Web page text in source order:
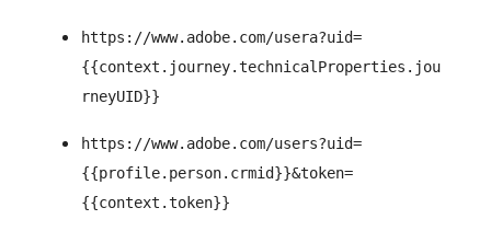
https://www.adobe.com/usera?uid=
{{context.journey.technicalProperties.jou
rneyUID}}
https://www.adobe.com/users?uid=
{{profile.person.crmid}}&token=
{{context.token}}